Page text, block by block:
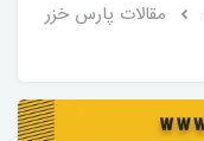
مقالات پارس خزر